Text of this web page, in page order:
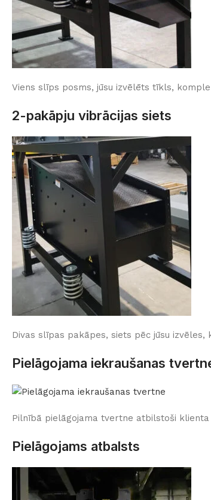
Viens slīps posms, jūsu izvēlēts tīkls,
2-pakāpju vibrācijas siets
Divas slīpas pakāpes, siets pēc jūsu
Pielāgojama iekraušanas
Pilnībā pielāgojama tvertne atbilstoši
Pielāgojams atbalsts